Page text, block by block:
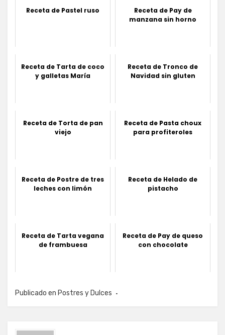
Receta de Pastel ruso
Receta de Pay de
manzana sin horno
Receta de Tarta de coco
y galletas María
Receta de Tronco de
Navidad sin gluten
Receta de Torta de pan
viejo
Receta de Pasta choux
para profiteroles
Receta de Postre de tres
leches con limón
Receta de Helado de
pistacho
Receta de Tarta vegana
de frambuesa
Receta de Pay de queso
con chocolate
Publicado en Postres y Dulces